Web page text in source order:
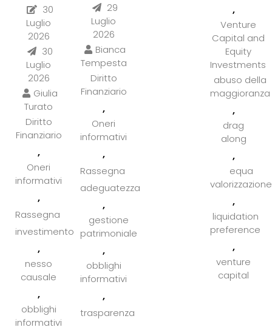
30
Luglio
2026
30
Luglio
2026
Giulia
Turato
Diritto
Finanziario
,
Oneri
informativi
,
Rassegna
investimento
,
nesso
causale
,
obblighi
informativi
29
Luglio
2026
Bianca
Tempesta
Diritto
Finanziario
,
Oneri
informativi
,
Rassegna
adeguatezza
,
gestione
patrimoniale
,
obblighi
informativi
,
trasparenza
,
Venture
Capital and
Equity
Investments
abuso della
maggioranza
,
drag
along
,
equa
valorizzazione
,
liquidation
preference
,
venture
capital